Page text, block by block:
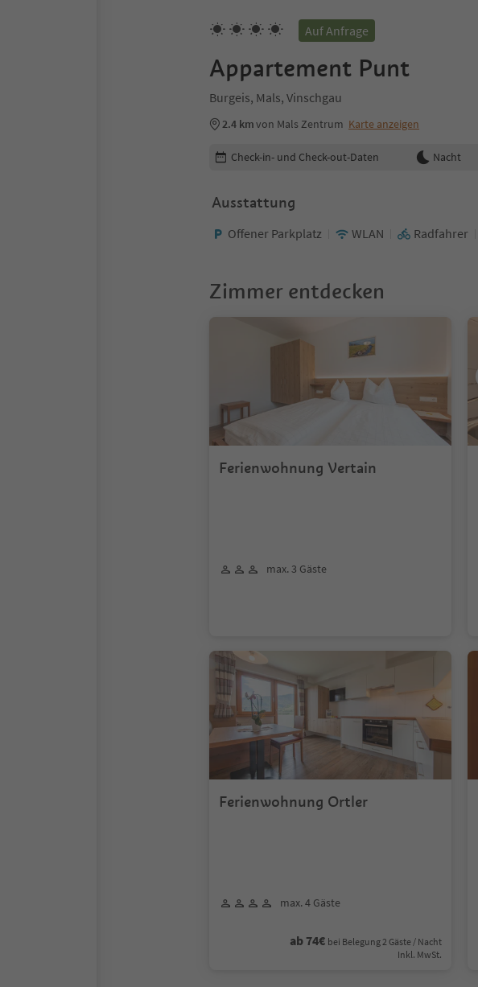
Auf Anfrage
Appartement Punt
Burgeis, Mals, Vinschgau
2.4 kmvon Mals Zentrum Karte anzeigen
Buchungsdetails bearbeiten
Check-in- und Check-out-Daten Nacht
Ausstattung
Offener Parkplatz WLAN Radfahrer
Zimmer entdecken
Ferienwohnung Vertain
max. 3 Gäste
Ferienwohnung Ortler
max. 4 Gäste
ab 74€ bei Belegung 2 Gäste / Nacht
Inkl. MwSt.